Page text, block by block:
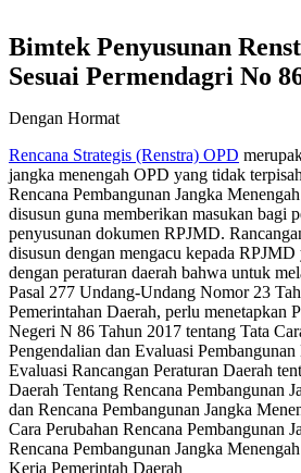
Bimtek Penyusunan
Sesuai Permendagri No
Dengan Hormat
Rencana Strategis (Renstra) OPD
jangka menengah OPD yang tidak
Rencana Pembangunan Jangka
disusun guna memberikan masukan bagi
penyusunan dokumen RPJMD.
disusun dengan mengacu kepada RPJMD
dengan peraturan daerah bahwa untuk
Pasal 277 Undang-Undang Nomor 23
Pemerintahan Daerah, perlu menetapkan
Negeri N 86 Tahun 2017 tentang Tata
Pengendalian dan Evaluasi Pembangunan
Evaluasi Rancangan Peraturan Daerah
Daerah Tentang Rencana Pembangunan
dan Rencana Pembangunan Jangka
Cara Perubahan Rencana Pembangunan
Rencana Pembangunan Jangka
Kerja Pemerintah Daerah